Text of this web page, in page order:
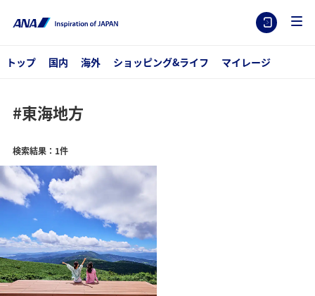
トップ 国内 海外 ショッピング&ライフ マイレージ
#東海地方
検索結果：1件